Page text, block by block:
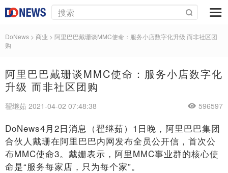
DoNews > 商业 > 阿里巴巴戴珊谈MMC使命：服务小店数字化升级 而非社区团
购
阿里巴巴戴珊谈MMC使命：服务小店数字化
升级 而非社区团购
翟继茹 2021-04-02 07:48:38 596597
DoNews4月2日消息（翟继茹）1日晚，阿里巴巴集团
合伙人戴珊在阿里巴巴内网发布全员公开信，首次公
布MMC使命3。戴姗表示，阿里MMC事业群的核心使
命是“服务每家店，只为每个家”。